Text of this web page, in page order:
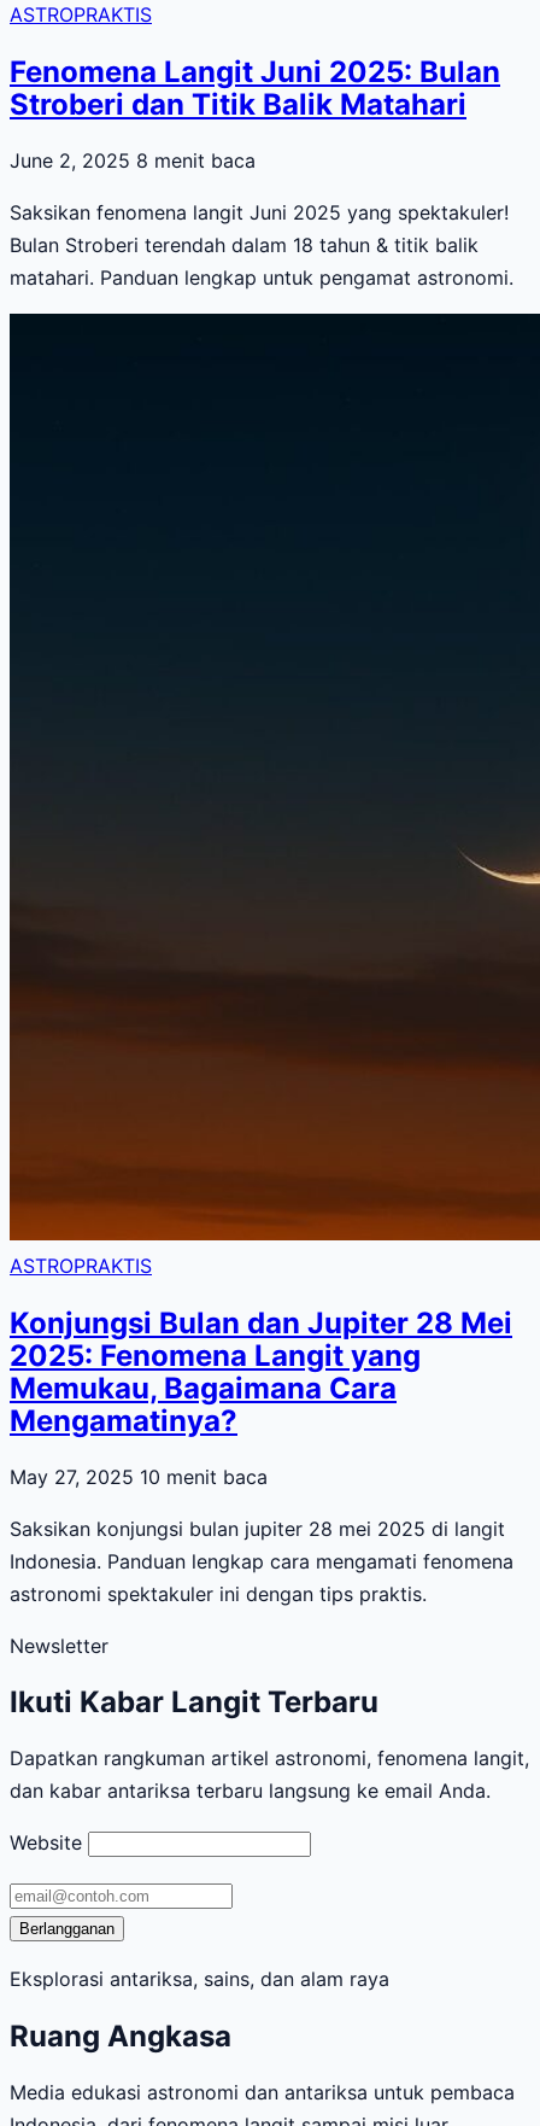
ASTROPRAKTIS
Fenomena Langit Juni 2025: Bulan
Stroberi dan Titik Balik Matahari
June 2, 2025 8 menit baca
Saksikan fenomena langit Juni 2025 yang spektakuler!
Bulan Stroberi terendah dalam 18 tahun & titik balik
matahari. Panduan lengkap untuk pengamat astronomi.
ASTROPRAKTIS
Konjungsi Bulan dan Jupiter 28 Mei
2025: Fenomena Langit yang
Memukau, Bagaimana Cara
Mengamatinya?
May 27, 2025 10 menit baca
Saksikan konjungsi bulan jupiter 28 mei 2025 di langit
Indonesia. Panduan lengkap cara mengamati fenomena
astronomi spektakuler ini dengan tips praktis.
Newsletter
Ikuti Kabar Langit Terbaru
Dapatkan rangkuman artikel astronomi, fenomena langit,
dan kabar antariksa terbaru langsung ke email Anda.
Website
Alamat
email
Berlangganan
Eksplorasi antariksa, sains, dan alam raya
Ruang Angkasa
Media edukasi astronomi dan antariksa untuk pembaca